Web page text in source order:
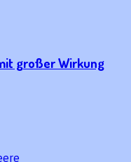
großer Wirkung